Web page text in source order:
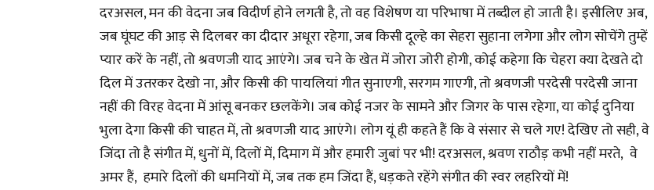
दरअसल, मन की वेदना जब विदीर्ण होने लगती है, तो वह विशेषण या परिभाषा में तब्दील हो जाती है। इसीलिए अब,
जब घूंघट की आड़ से दिलबर का दीदार अधूरा रहेगा, जब किसी दूल्हे का सेहरा सुहाना लगेगा और लोग सोचेंगे तुम्हें
प्यार करें के नहीं, तो श्रवणजी याद आएंगे। जब चने के खेत में जोरा जोरी होगी, कोई कहेगा कि चेहरा क्या देखते दो
दिल में उतरकर देखो ना, और किसी की पायलियां गीत सुनाएगी, सरगम गाएगी, तो श्रवणजी परदेसी परदेसी जाना
नहीं की विरह वेदना में आंसू बनकर छलकेंगे। जब कोई नजर के सामने और जिगर के पास रहेगा, या कोई दुनिया
भुला देगा किसी की चाहत में, तो श्रवणजी याद आएंगे। लोग यूं ही कहते हैं कि वे संसार से चले गए! देखिए तो सही, वे
जिंदा तो है संगीत में, धुनों में, दिलों में, दिमाग में और हमारी जुबां पर भी! दरअसल, श्रवण राठौड़ कभी नहीं मरते, वे
अमर हैं, हमारे दिलों की धमनियों में, जब तक हम जिंदा हैं, धड़कते रहेंगे संगीत की स्वर लहरियों में!